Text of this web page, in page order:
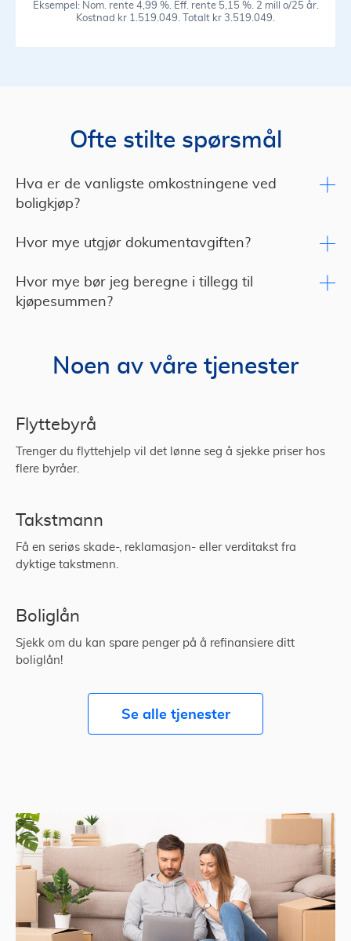
Eksempel: Nom. rente 4,99 %. Eff. rente 5,15 %. 2 mill o/25 år.
Kostnad kr 1.519.049. Totalt kr 3.519.049.
Ofte stilte spørsmål
Hva er de vanligste omkostningene ved
boligkjøp?
Hvor mye utgjør dokumentavgiften?
Hvor mye bør jeg beregne i tillegg til
kjøpesummen?
Noen av våre tjenester
Flyttebyrå
Trenger du flyttehjelp vil det lønne seg å sjekke priser hos
flere byråer.
Takstmann
Få en seriøs skade-, reklamasjon- eller verditakst fra
dyktige takstmenn.
Boliglån
Sjekk om du kan spare penger på å refinansiere ditt
boliglån!
Se alle tjenester